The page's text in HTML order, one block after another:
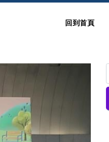
回到首頁